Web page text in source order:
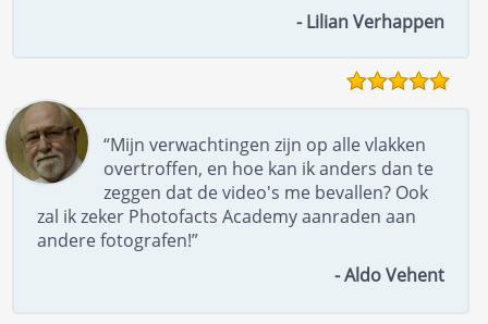
- Lilian Verhappen
“Mijn verwachtingen zijn op alle vlakken
overtroffen, en hoe kan ik anders dan te
zeggen dat de video's me bevallen? Ook
zal ik zeker Photofacts Academy aanraden aan
andere fotografen!”
- Aldo Vehent